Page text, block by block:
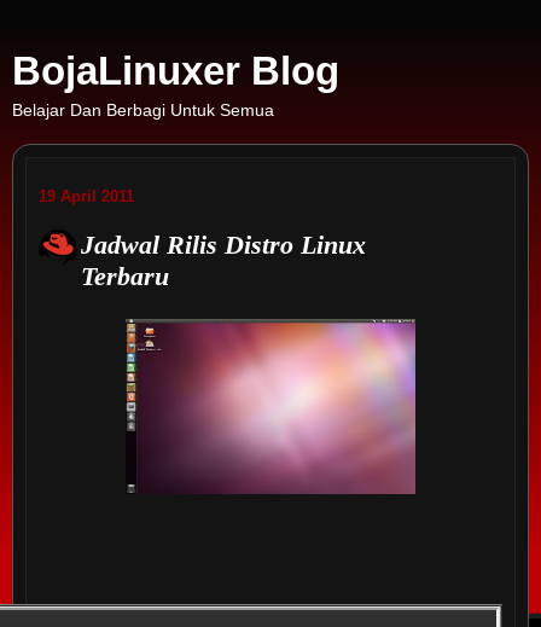
BojaLinuxer Blog
Belajar Dan Berbagi Untuk Semua
19 April 2011
Jadwal Rilis Distro Linux
Terbaru